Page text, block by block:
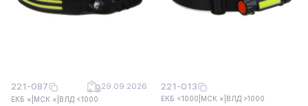
221-087 29.09.2026
ЕКБ × МСК × ВЛД <1000
221-013
ЕКБ <1000 МСК × ВЛД >1000